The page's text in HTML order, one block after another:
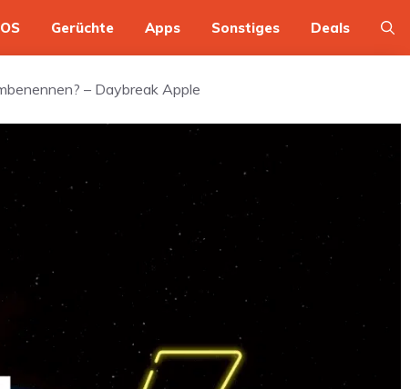
OS Gerüchte Apps Sonstiges Deals
– Daybreak Apple